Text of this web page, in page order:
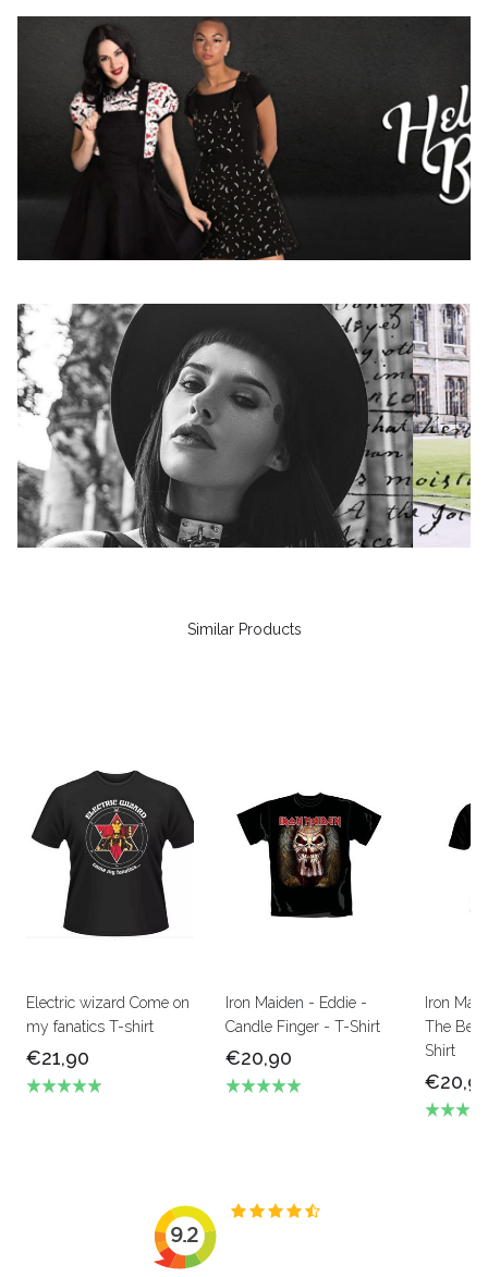
Similar Products
Electric wizard Come on
my fanatics T-shirt
€21,90
Iron Maiden - Eddie -
Candle Finger - T-Shirt
€20,90
Iron
The
Shirt